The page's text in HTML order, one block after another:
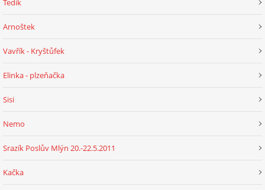
Tedík
Arnoštek
Vavřík - Kryštůfek
Elinka - plzeňačka
Sisi
Nemo
Srazík Poslův Mlýn 20.-22.5.2011
Kačka